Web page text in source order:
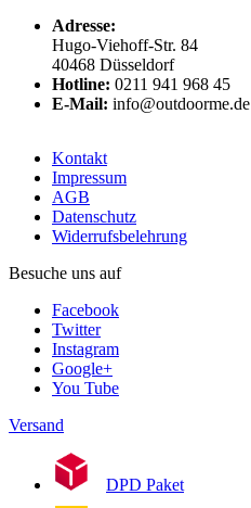
Adresse:
Hugo-Viehoff-Str. 84
40468 Düsseldorf
Hotline: 0211 941 968 45
E-Mail: info@outdoorme.de
Kontakt
Impressum
AGB
Datenschutz
Widerrufsbelehrung
Besuche uns auf
Facebook
Twitter
Instagram
Google+
You Tube
Versand
DPD Paket